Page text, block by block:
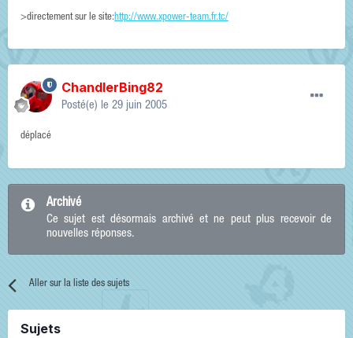
>directement sur le site:http://www.xpower-team.fr.tc/
ChandlerBing82
Posté(e) le 29 juin 2005
déplacé
Archivé
Ce sujet est désormais archivé et ne peut plus recevoir de
nouvelles réponses.
Aller sur la liste des sujets
Sujets